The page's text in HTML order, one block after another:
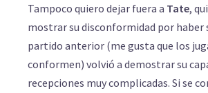
Tampoco quiero dejar fuera a Tate,
mostrar su disconformidad por haber
partido anterior (me gusta que los
conformen) volvió a demostrar su
recepciones muy complicadas. Si se